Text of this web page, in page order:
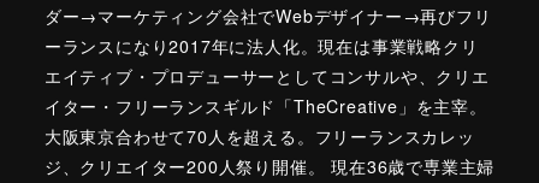
ダー→マーケティング会社でWebデザイナー→再びフリ
ーランスになり2017年に法人化。現在は事業戦略クリ
エイティブ・プロデューサーとしてコンサルや、クリエ
イター・フリーランスギルド「TheCreative」を主宰。
大阪東京合わせて70人を超える。フリーランスカレッ
ジ、クリエイター200人祭り開催。 現在36歳で専業主婦